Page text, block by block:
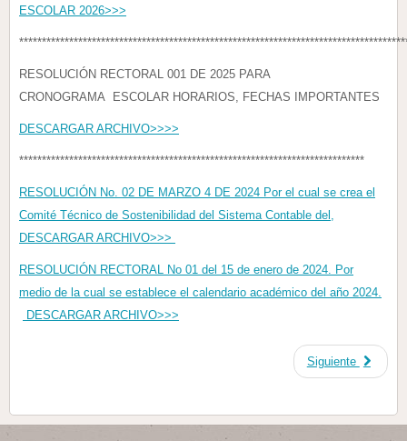
ESCOLAR 2026>>>
RESOLUCIÓN RECTORAL 001 DE 2025 PARA
CRONOGRAMA ESCOLAR HORARIOS, FECHAS IMPORTANTES
DESCARGAR ARCHIVO>>>>
****************************************************************************
RESOLUCIÓN No. 02 DE MARZO 4 DE 2024 Por el cual se crea el
Comité Técnico de Sostenibilidad del Sistema Contable del,
DESCARGAR ARCHIVO>>>
RESOLUCIÓN RECTORAL No 01 del 15 de enero de 2024. Por
medio de la cual se establece el calendario académico del año 2024.
DESCARGAR ARCHIVO>>>
Siguiente